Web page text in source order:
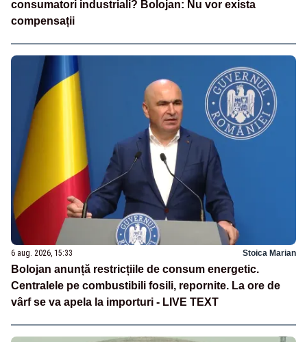
consumatori industriali? Bolojan: Nu vor exista
compensații
6 aug. 2026, 15:33 Stoica Marian
Bolojan anunță restricțiile de consum energetic.
Centralele pe combustibili fosili, repornite. La ore de
vârf se va apela la importuri - LIVE TEXT